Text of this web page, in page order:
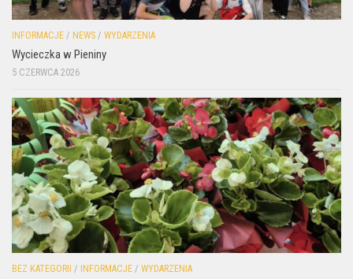
INFORMACJE / NEWS / WYDARZENIA
Wycieczka w Pieniny
5 CZERWCA 2026
BEZ KATEGORII / INFORMACJE / WYDARZENIA